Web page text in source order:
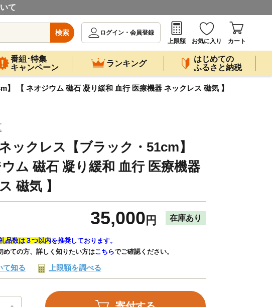
て
検索
ログイン・会員登録
上限額
お気に入り カート
番組･特集
キャンペーン
ランキング
はじめての
ふるさと納税
】 【 ネオジウム 磁石 凝り緩和 血行 医療機器 ネックレス 磁気 】
ックレス【ブラック・51cm】
ウム 磁石 凝り緩和 血行 医療機器
磁気 】
35,000 円 在庫あり
品数は３つ以内を推奨しております。
めての方、詳しく知りたい方はこちらでご確認ください。
て知る 上限額を調べる